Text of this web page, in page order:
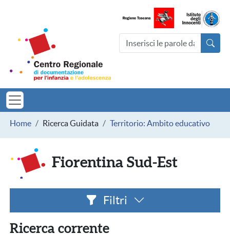
Centro Regionale di
Cerca nel sito
Briciole di pane
Home Ricerca Guidata Territorio: Ambito educativo
Fiorentina Sud-Est
Filtri
Ricerca corrente